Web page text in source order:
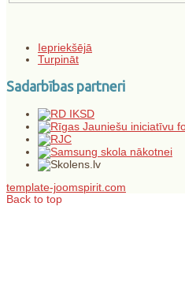
Iepriekšējā
Turpināt
Sadarbības partneri
template-joomspirit.com
Back to top